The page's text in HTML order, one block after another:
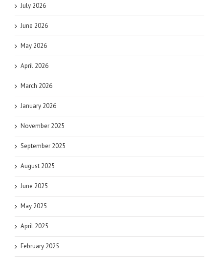
July 2026
June 2026
May 2026
April 2026
March 2026
January 2026
November 2025
September 2025
August 2025
June 2025
May 2025
April 2025
February 2025